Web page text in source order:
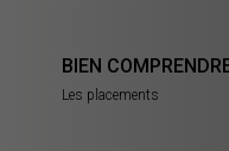
BIEN
Les placements